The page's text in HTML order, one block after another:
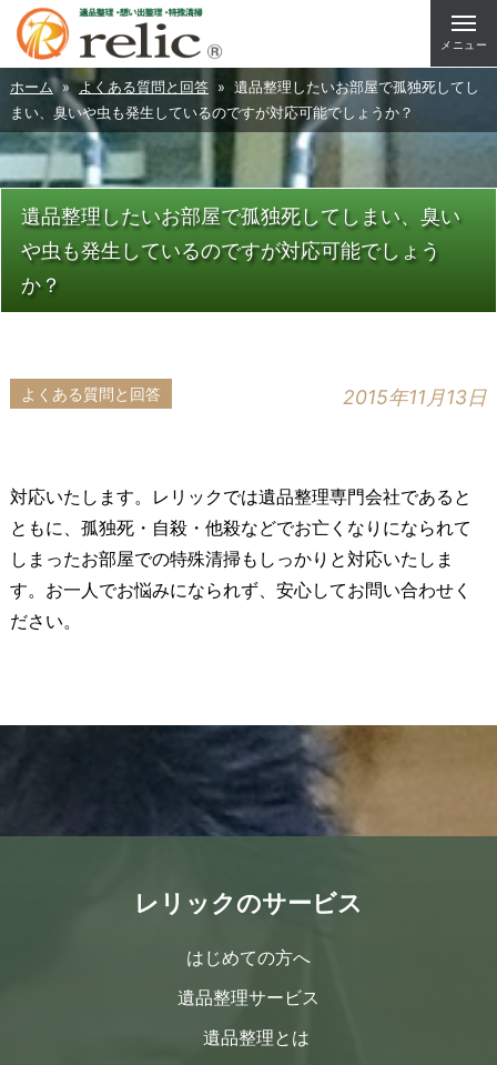
メニュー
ホーム»よくある質問と回答» 遺品整理したいお部屋で孤独死してし
まい、臭いや虫も発生しているのですが対応可能でしょうか？
遺品整理したいお部屋で孤独死してしまい、臭い
や虫も発生しているのですが対応可能でしょう
か？
よくある質問と回答 2015年11月13日
対応いたします。レリックでは遺品整理専門会社であると
ともに、孤独死・自殺・他殺などでお亡くなりになられて
しまったお部屋での特殊清掃もしっかりと対応いたしま
す。お一人でお悩みになられず、安心してお問い合わせく
ださい。
レリックのサービス
はじめての方へ
遺品整理サービス
遺品整理とは